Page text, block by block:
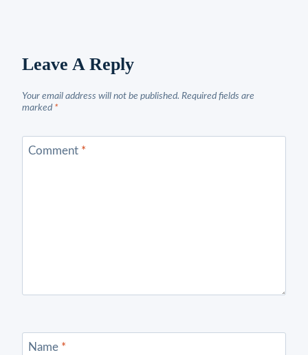
Leave A Reply
Your email address will not be published. Required fields are
marked *
Comment *
Name *